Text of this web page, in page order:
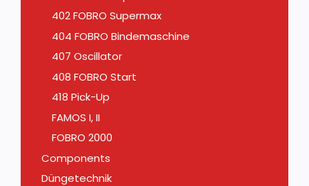
402 FOBRO Supermax
404 FOBRO Bindemaschine
407 Oscillator
408 FOBRO Start
418 Pick-Up
FAMOS I, II
FOBRO 2000
Components
Düngetechnik